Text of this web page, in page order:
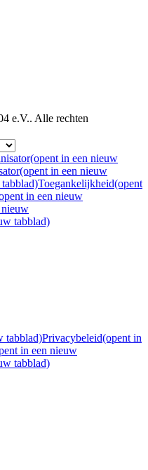
e.V.. Alle rechten
(opent in een nieuw
(opent in een nieuw
Toegankelijkheid(opent
in een nieuw
nieuw
tabblad)
tabblad)Privacybeleid(opent in
in een nieuw
tabblad)